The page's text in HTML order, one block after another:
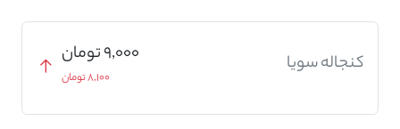
کنجاله سویا 9,000 تومان
8,100 تومان